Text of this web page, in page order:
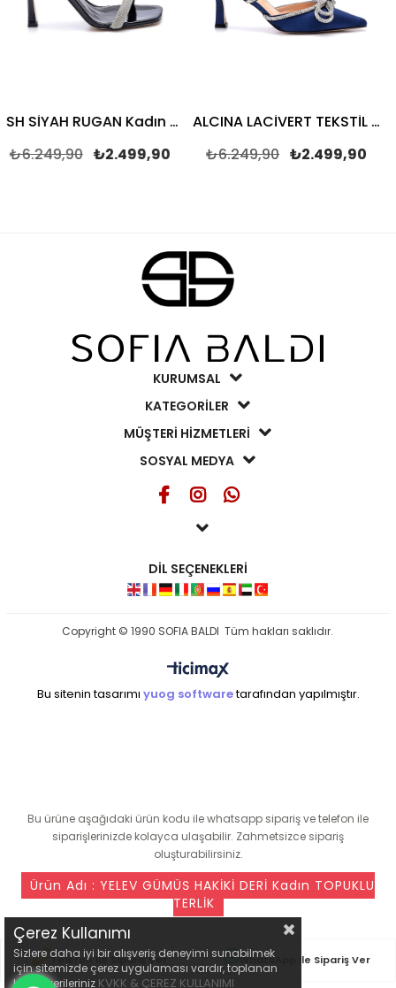
ASH SİYAH RUGAN Kadın TOPUKLU TERLİK
₺2.499,90
ALCINA LACİVERT TEKSTİL Kadın TOPUKLU TERLİK
₺2.499,90
₺6.249,90
KURUMSAL
KATEGORİLER
MÜŞTERİ HİZMETLERİ
SOSYAL MEDYA
DİL SEÇENEKLERİ
Copyright © 1990 SOFIA BALDI Tüm hakları saklıdır.
Bu sitenin tasarımı yuog softwaretarafından yapılmıştır.
Çerez Kullanımı
Sizlere daha iyi bir alışveriş deneyimi sunabilmek
için sitemizde çerez uygulaması vardır, toplanan
kişisel verileriniz KVKK & ÇEREZ KULLANIMI
Bu ürüne aşağıdaki ürün kodu ile whatsapp sipariş ve telefon ile
siparişlerinizde kolayca ulaşabilir. Zahmetsizce sipariş
oluşturabilirsiniz.
Ürün Adı : YELEV GÜMÜŞ HAKİKİ DERİ Kadın TOPUKLU
TERLİK
WhatsApp ile Sipariş Ver
Telefon ile Sipariş Ver